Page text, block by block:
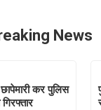
News
कर पुलिस